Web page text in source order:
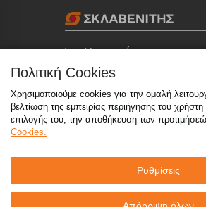
Καταστήματα
info@sklavenitis.gr
Πολιτική Cookies
Χρησιμοποιούμε cookies για την ομαλή
βελτίωση της εμπειρίας περιήγησης του
επιλογής του, την αποθήκευση των
Cookies.
Ρυθμίσεις